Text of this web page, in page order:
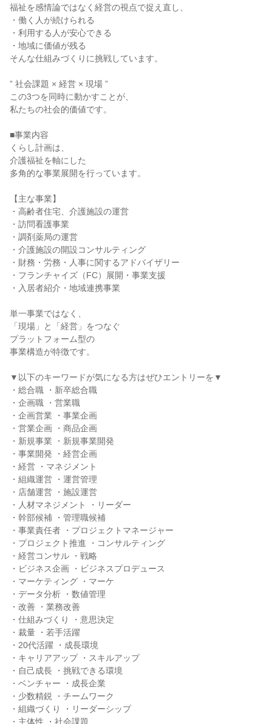
福祉を感情論ではなく経営の視点で捉え直し、
・働く人が続けられる
・利用する人が安心できる
・地域に価値が残る
そんな仕組みづくりに挑戦しています。
” 社会課題 × 経営 × 現場 ”
この3つを同時に動かすことが、
私たちの社会的価値です。
■事業内容
くらし計画は、
介護福祉を軸にした
多角的な事業展開を行っています。
【主な事業】
・高齢者住宅、介護施設の運営
・訪問看護事業
・調剤薬局の運営
・介護施設の開設コンサルティング
・財務・労務・人事に関するアドバイザリー
・フランチャイズ（FC）展開・事業支援
・入居者紹介・地域連携事業
単一事業ではなく、
「現場」と「経営」をつなぐ
プラットフォーム型の
事業構造が特徴です。
▼以下のキーワードが気になる方はぜひエントリーを▼
・総合職 ・新卒総合職
・企画職 ・営業職
・企画営業 ・事業企画
・営業企画 ・商品企画
・新規事業 ・新規事業開発
・事業開発 ・経営企画
・経営 ・マネジメント
・組織運営 ・運営管理
・店舗運営 ・施設運営
・人材マネジメント ・リーダー
・幹部候補 ・管理職候補
・事業責任者 ・プロジェクトマネージャー
・プロジェクト推進 ・コンサルティング
・経営コンサル ・戦略
・ビジネス企画 ・ビジネスプロデュース
・マーケティング ・マーケ
・データ分析 ・数値管理
・改善 ・業務改善
・仕組みづくり ・意思決定
・裁量 ・若手活躍
・20代活躍 ・成長環境
・キャリアアップ ・スキルアップ
・自己成長 ・挑戦できる環境
・ベンチャー ・成長企業
・少数精鋭 ・チームワーク
・組織づくり ・リーダーシップ
・主体性 ・社会課題